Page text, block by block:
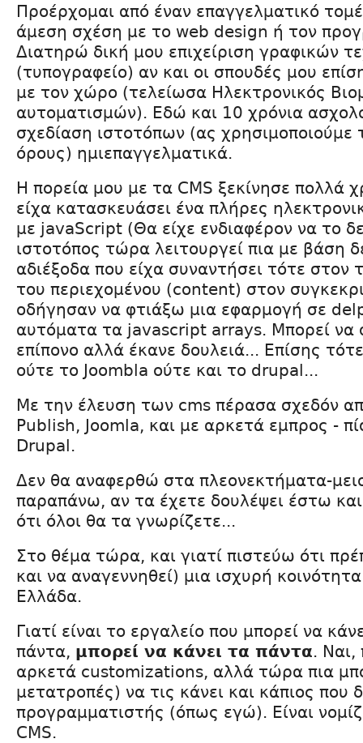
Προέρχομαι από έναν επαγγελματικό
άμεση σχέση με το web design ή τον
Διατηρώ δική μου επιχείριση γραφικών
(τυπογραφείο) αν και οι σπουδές μου
με τον χώρο (τελείωσα Ηλεκτρονικός
αυτοματισμών). Εδώ και 10 χρόνια
σχεδίαση ιστοτόπων (ας χρησιμοποιούμε
όρους) ημιεπαγγελματικά.
Η πορεία μου με τα CMS ξεκίνησε πολλά
είχα κατασκευάσει ένα πλήρες
με javaScript (Θα είχε ενδιαφέρον να το
ιστοτόπος τώρα λειτουργεί πια με βάση
αδιέξοδα που είχα συναντήσει τότε στον
του περιεχομένου (content) στον
οδήγησαν να φτιάξω μια εφαρμογή σε
αυτόματα τα javascript arrays. Μπορεί να
επίπονο αλλά έκανε δουλειά... Επίσης
ούτε το Joombla ούτε και το drupal...
Με την έλευση των cms πέρασα σχεδόν
Publish, Joomla, και με αρκετά εμπρος -
Drupal.
Δεν θα αναφερθώ στα πλεονεκτήματα-
παραπάνω, αν τα έχετε δουλέψει έστω και
ότι όλοι θα τα γνωρίζετε...
Στο θέμα τώρα, και γιατί πιστεύω ότι
και να αναγεννηθεί) μια ισχυρή
Ελλάδα.
Γιατί είναι το εργαλείο που μπορεί να
πάντα, μπορεί να κάνει τα πάντα. Ναι,
αρκετά customizations, αλλά τώρα πια
μετατροπές) να τις κάνει και κάπιος που
προγραμματιστής (όπως εγώ). Είναι
CMS.